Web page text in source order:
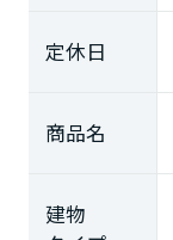
定休日
商品名
建物
佐賀県
長崎県
熊本県